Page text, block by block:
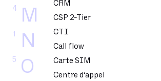
M
4
N
1
O
5
CRM
CSP 2-Tier
CTI
Call flow
Carte SIM
Centre d’appel